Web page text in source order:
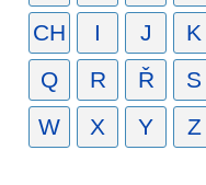
CH
I J K
Q
R Ř S
W
X Y Z